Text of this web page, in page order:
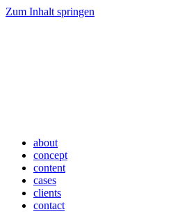
Zum Inhalt springen
about
concept
content
cases
clients
contact